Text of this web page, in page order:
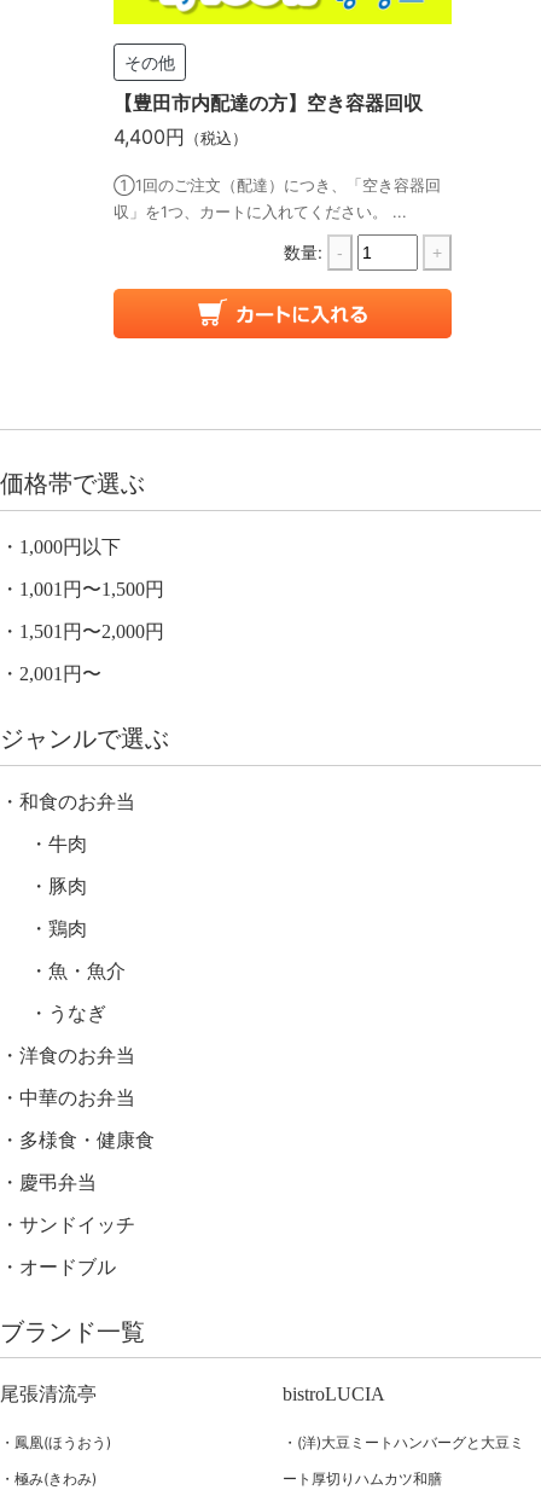
その他
【豊田市内配達の方】空き容器回収
4,400円 （税込）
①1回のご注文（配達）につき、「空き容器回
収」を1つ、カートに入れてください。 ...
数量: - +
価格帯で選ぶ
1,000円以下
1,001円〜1,500円
1,501円〜2,000円
2,001円〜
ジャンルで選ぶ
和食のお弁当
牛肉
豚肉
鶏肉
魚・魚介
うなぎ
洋食のお弁当
中華のお弁当
多様食・健康食
慶弔弁当
サンドイッチ
オードブル
ブランド一覧
尾張清流亭
鳳凰(ほうおう)
極み(きわみ)
bistroLUCIA
(洋)大豆ミートハンバーグと大豆ミ
ート厚切りハムカツ和膳